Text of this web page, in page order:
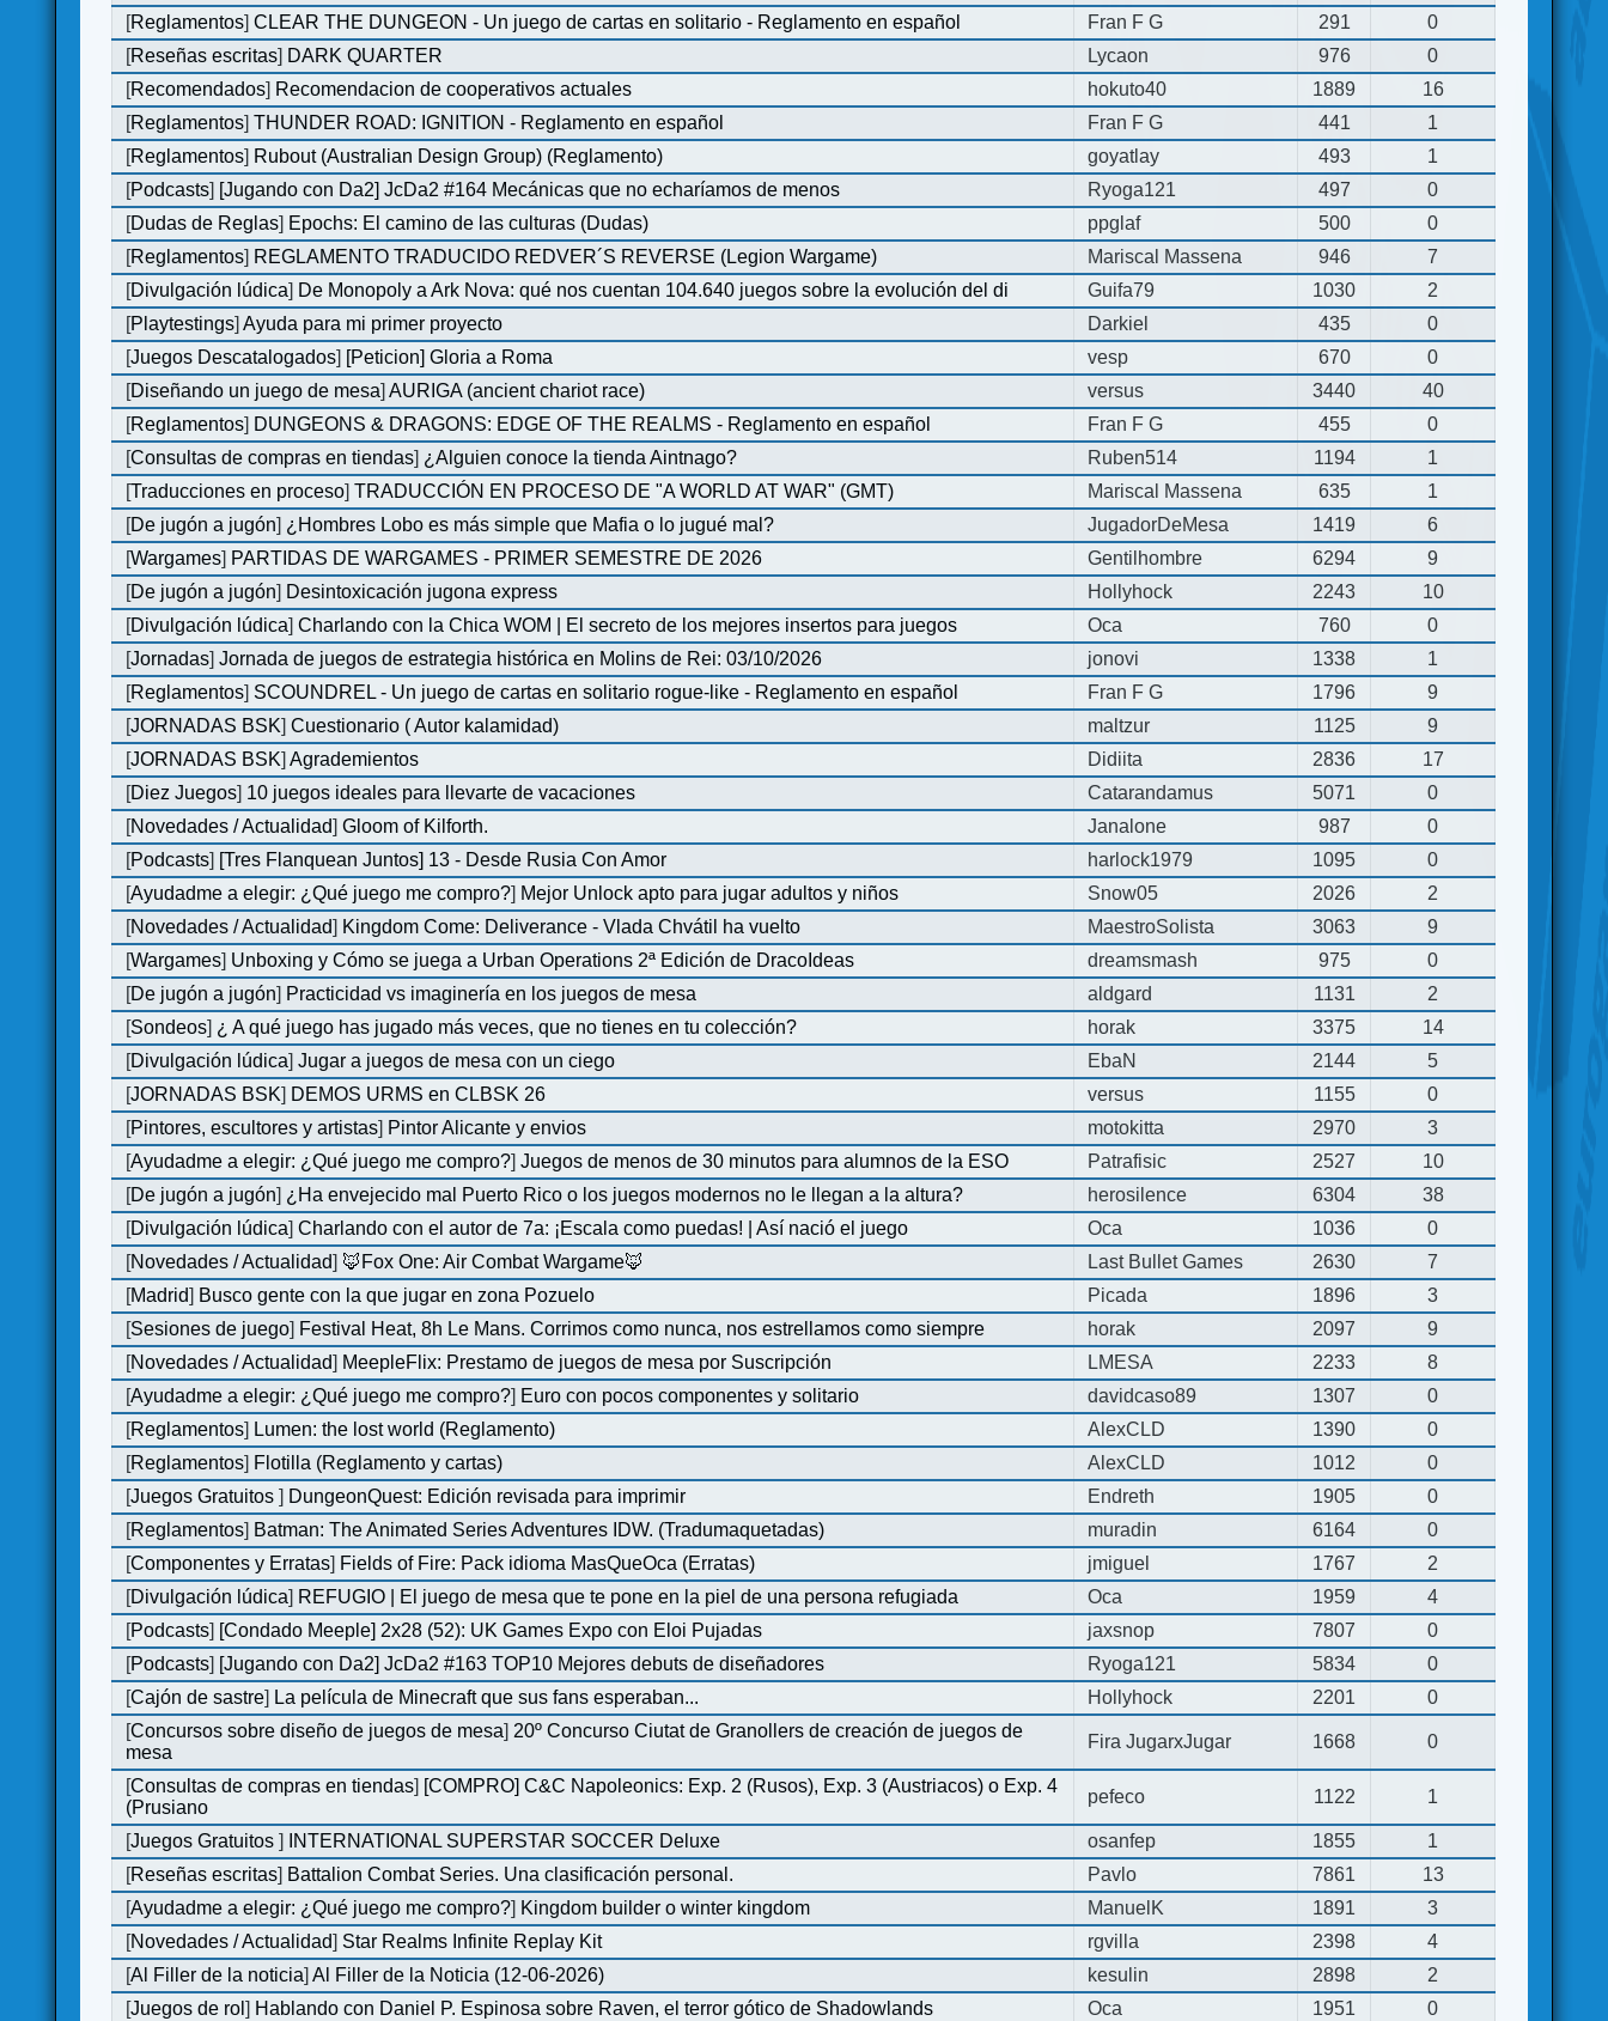
[Reglamentos]CLEAR THE DUNGEON - Un juego de cartas en solitario - Reglamento en español Fran F G 291
0
[Reseñas escritas] DARK QUARTER Lycaon 976
0
[Recomendados] Recomendacion de cooperativos actuales hokuto40 1889
16
[Reglamentos]THUNDER ROAD: IGNITION - Reglamento en español Fran F G 441
1
[Reglamentos] Rubout (Australian Design Group) (Reglamento) goyatlay 493
1
[Podcasts] [Jugando con Da2] JcDa2 #164 Mecánicas que no echaríamos de menos Ryoga121 497
0
[Dudas de Reglas] Epochs: El camino de las culturas (Dudas) ppglaf 500
0
[Reglamentos] REGLAMENTO TRADUCIDO REDVER´S REVERSE (Legion Wargame) Mariscal Massena 946
7
[Divulgación lúdica] De Monopoly a Ark Nova: qué nos cuentan 104.640 juegos sobre la evolución del di Guifa79 1030
2
[Playtestings]Ayuda para mi primer proyecto Darkiel 435
0
[Juegos Descatalogados] [Peticion] Gloria a Roma vesp 670
0
[Diseñando un juego de mesa]AURIGA (ancient chariot race) versus 3440
40
[Reglamentos] DUNGEONS & DRAGONS: EDGE OF THE REALMS - Reglamento en español Fran F G 455
0
[Consultas de compras en tiendas] ¿Alguien conoce la tienda Aintnago? Ruben514 1194
1
[Traducciones en proceso]TRADUCCIÓN EN PROCESO DE "A WORLD AT WAR" (GMT) Mariscal Massena 635
1
[De jugón a jugón] ¿Hombres Lobo es más simple que Mafia o lo jugué mal? JugadorDeMesa 1419
6
[Wargames] PARTIDAS DE WARGAMES - PRIMER SEMESTRE DE 2026 Gentilhombre 6294
9
[De jugón a jugón] Desintoxicación jugona express Hollyhock 2243
10
[Divulgación lúdica]Charlando con la Chica WOM | El secreto de los mejores insertos para juegos Oca 760
0
[Jornadas]Jornada de juegos de estrategia histórica en Molins de Rei: 03/10/2026 jonovi 1338
1
[Reglamentos] SCOUNDREL - Un juego de cartas en solitario rogue-like - Reglamento en español Fran F G 1796
9
[JORNADAS BSK]Cuestionario ( Autor kalamidad) maltzur 1125
9
[JORNADAS BSK]Agrademientos Didiita 2836
17
[Diez Juegos] 10 juegos ideales para llevarte de vacaciones Catarandamus 5071
0
[Novedades / Actualidad]Gloom of Kilforth. Janalone 987
0
[Podcasts] [Tres Flanquean Juntos] 13 - Desde Rusia Con Amor harlock1979 1095
0
[Ayudadme a elegir: ¿Qué juego me compro?] Mejor Unlock apto para jugar adultos y niños Snow05 2026
2
[Novedades / Actualidad] Kingdom Come: Deliverance - Vlada Chvátil ha vuelto MaestroSolista 3063
9
[Wargames] Unboxing y Cómo se juega a Urban Operations 2ª Edición de DracoIdeas dreamsmash 975
0
[De jugón a jugón] Practicidad vs imaginería en los juegos de mesa aldgard 1131
2
[Sondeos] ¿ A qué juego has jugado más veces, que no tienes en tu colección? horak 3375
14
[Divulgación lúdica]Jugar a juegos de mesa con un ciego EbaN 2144
5
[JORNADAS BSK] DEMOS URMS en CLBSK 26 versus 1155
0
[Pintores, escultores y artistas] Pintor Alicante y envios motokitta 2970
3
[Ayudadme a elegir: ¿Qué juego me compro?]Juegos de menos de 30 minutos para alumnos de la ESO Patrafisic 2527
10
[De jugón a jugón] ¿Ha envejecido mal Puerto Rico o los juegos modernos no le llegan a la altura? herosilence 6304
38
[Divulgación lúdica]Charlando con el autor de 7a: ¡Escala como puedas! | Así nació el juego Oca 1036
0
[Novedades / Actualidad] 🦊Fox One: Air Combat Wargame🦊 Last Bullet Games 2630
7
[Madrid] Busco gente con la que jugar en zona Pozuelo Picada 1896
3
[Sesiones de juego] Festival Heat, 8h Le Mans. Corrimos como nunca, nos estrellamos como siempre horak 2097
9
[Novedades / Actualidad] MeepleFlix: Prestamo de juegos de mesa por Suscripción LMESA 2233
8
[Ayudadme a elegir: ¿Qué juego me compro?] Euro con pocos componentes y solitario davidcaso89 1307
0
[Reglamentos] Lumen: the lost world (Reglamento) AlexCLD 1390
0
[Reglamentos] Flotilla (Reglamento y cartas) AlexCLD 1012
0
[Juegos Gratuitos] DungeonQuest: Edición revisada para imprimir Endreth 1905
0
[Reglamentos] Batman: The Animated Series Adventures IDW. (Tradumaquetadas) muradin 6164
0
[Componentes y Erratas] Fields of Fire: Pack idioma MasQueOca (Erratas) jmiguel 1767
2
[Divulgación lúdica] REFUGIO | El juego de mesa que te pone en la piel de una persona refugiada Oca 1959
4
[Podcasts] [Condado Meeple] 2x28 (52): UK Games Expo con Eloi Pujadas jaxsnop 7807
0
[Podcasts] [Jugando con Da2] JcDa2 #163 TOP10 Mejores debuts de diseñadores Ryoga121 5834
0
[Cajón de sastre] La película de Minecraft que sus fans esperaban... Hollyhock 2201
0
[Concursos sobre diseño de juegos de mesa] 20º Concurso Ciutat de Granollers de creación de juegos de
mesa
Fira JugarxJugar 1668 0
[Consultas de compras en tiendas] [COMPRO] C&C Napoleonics: Exp. 2 (Rusos), Exp. 3 (Austriacos) o Exp. 4
(Prusiano
pefeco 1122 1
[Juegos Gratuitos] INTERNATIONAL SUPERSTAR SOCCER Deluxe osanfep 1855
1
[Reseñas escritas] Battalion Combat Series. Una clasificación personal. Pavlo 7861
13
[Ayudadme a elegir: ¿Qué juego me compro?] Kingdom builder o winter kingdom ManuelK 1891
3
[Novedades / Actualidad] Star Realms Infinite Replay Kit rgvilla 2398
4
[Al Filler de la noticia]Al Filler de la Noticia (12-06-2026) kesulin 2898
2
[Juegos de rol] Hablando con Daniel P. Espinosa sobre Raven, el terror gótico de Shadowlands Oca 1951 0